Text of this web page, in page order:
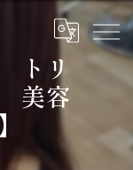
トリ
美容